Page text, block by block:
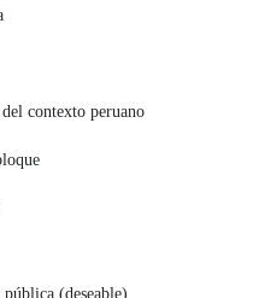
contexto peruano
(deseable)